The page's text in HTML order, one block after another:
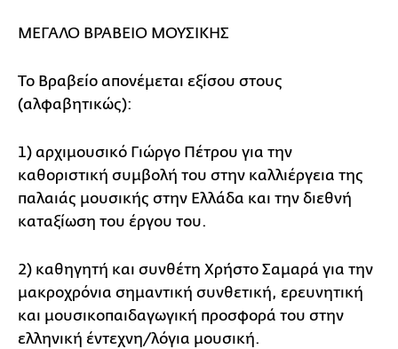
ΜΕΓΑΛΟ ΒΡΑΒΕΙΟ ΜΟΥΣΙΚΗΣ
Το Βραβείο απονέμεται εξίσου στους
(αλφαβητικώς):
1) αρχιμουσικό Γιώργο Πέτρου για την
καθοριστική συμβολή του στην καλλιέργεια της
παλαιάς μουσικής στην Ελλάδα και την διεθνή
καταξίωση του έργου του.
2) καθηγητή και συνθέτη Χρήστο Σαμαρά για την
μακροχρόνια σημαντική συνθετική, ερευνητική
και μουσικοπαιδαγωγική προσφορά του στην
ελληνική έντεχνη/λόγια μουσική.